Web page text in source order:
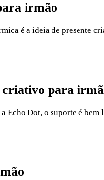
irmão
é a ideia de presente
criativo para
Echo Dot, o suporte é